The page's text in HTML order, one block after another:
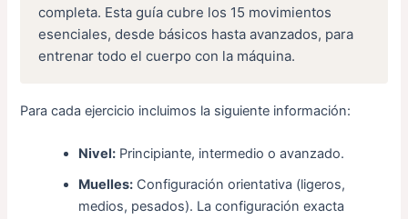
completa. Esta guía cubre los 15 movimientos
esenciales, desde básicos hasta avanzados, para
entrenar todo el cuerpo con la máquina.
Para cada ejercicio incluimos la siguiente información:
Nivel: Principiante, intermedio o avanzado.
Muelles: Configuración orientativa (ligeros,
medios, pesados). La configuración exacta